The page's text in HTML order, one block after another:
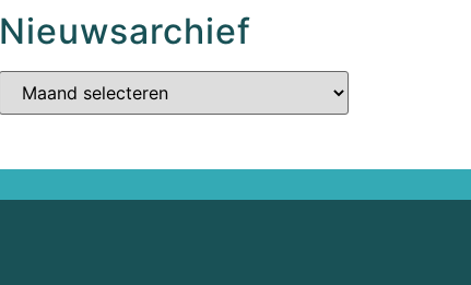
Nieuwsarchief